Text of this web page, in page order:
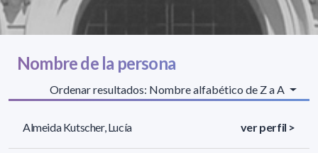
Nombre de la persona
Ordenar resultados: Nombre alfabético de Z a A
Almeida Kutscher, Lucía ver perfil >